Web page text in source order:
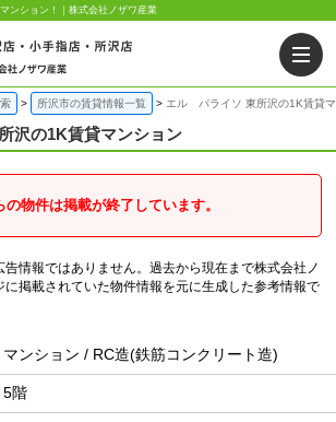
ンション！｜株式会社ノザワ産業
所沢市の賃貸情報一覧 エル パライソ 東所沢の1K賃貸
沢の1K賃貸マンション
の物件は掲載が終了しています。
情報ではありません。過去から現在まで株式会社ノ
に掲載されていた物件情報を元に生成した参考情報で
マンション / RC造(鉄筋コンクリート造)
5階